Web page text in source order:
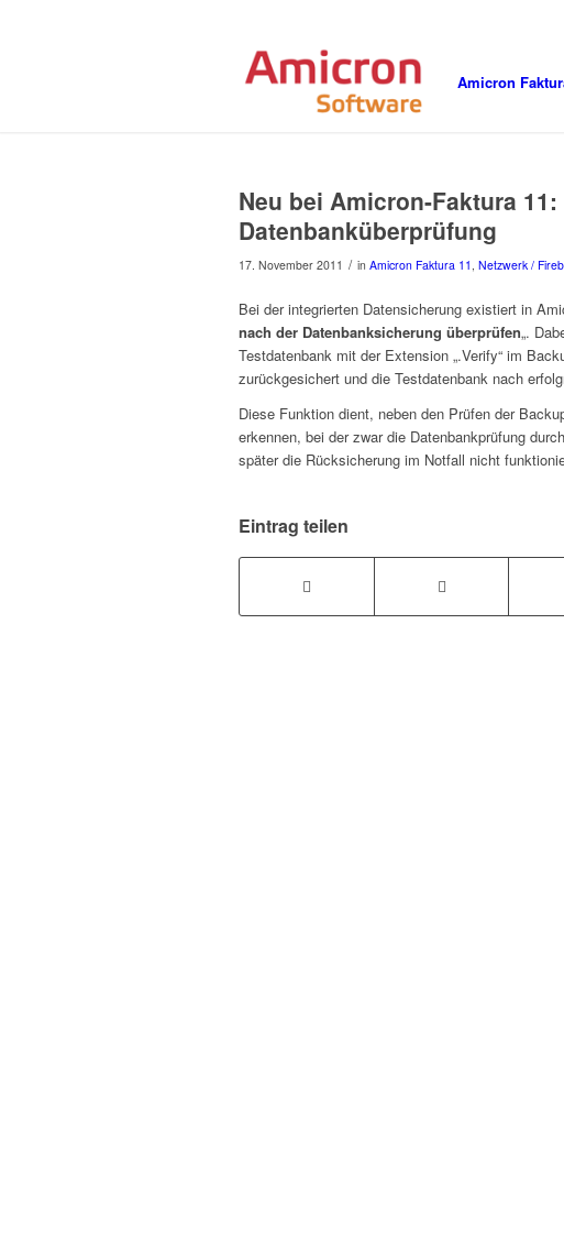
Amicron
Neu bei Amicron-Faktura
Datenbanküberprüfung
17. November 2011 / in Amicron Faktura 11 , Netzwerk /
Bei der integrierten Datensicherung existiert in
nach der Datenbanksicherung überprüfen„.
Testdatenbank mit der Extension „.Verify“ im
zurückgesichert und die Testdatenbank nach
Diese Funktion dient, neben den Prüfen der
erkennen, bei der zwar die Datenbankprüfung
später die Rücksicherung im Notfall nicht
Eintrag teilen